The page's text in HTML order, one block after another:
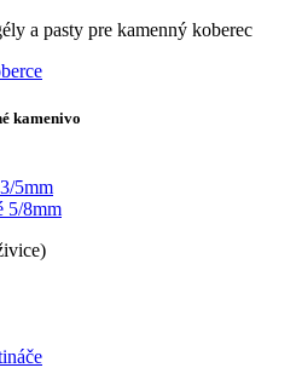
a pasty pre kamenný koberec
kamenivo
5mm
5/8mm